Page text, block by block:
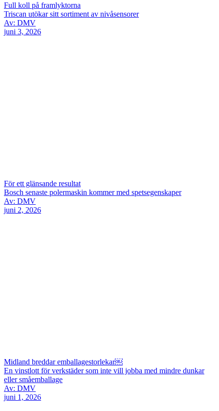
Full koll på framlyktorna
Triscan utökar sitt sortiment av nivåsensorer
Av: DMV
juni 3, 2026
För ett glänsande resultat
Bosch senaste polermaskin kommer med spetsegenskaper
Av: DMV
juni 2, 2026
Midland breddar emballagestorlekar￼
En vinstlott för verkstäder som inte vill jobba med mindre dunkar
eller småemballage
Av: DMV
juni 1, 2026